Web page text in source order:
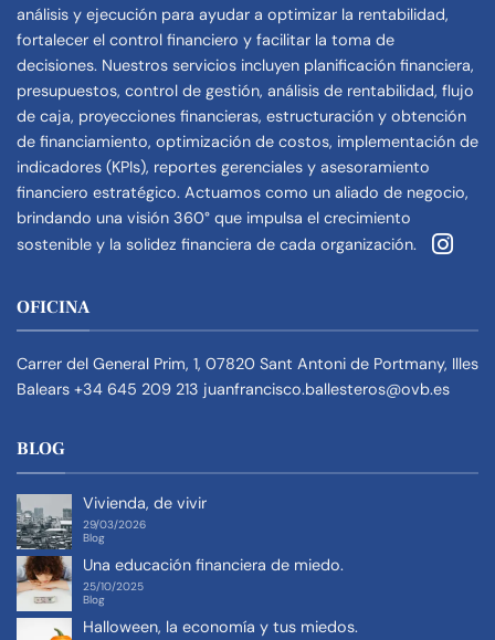
análisis y ejecución para ayudar a optimizar la rentabilidad,
fortalecer el control financiero y facilitar la toma de
decisiones. Nuestros servicios incluyen planificación financiera,
presupuestos, control de gestión, análisis de rentabilidad, flujo
de caja, proyecciones financieras, estructuración y obtención
de financiamiento, optimización de costos, implementación de
indicadores (KPIs), reportes gerenciales y asesoramiento
financiero estratégico. Actuamos como un aliado de negocio,
brindando una visión 360° que impulsa el crecimiento
sostenible y la solidez financiera de cada organización.
OFICINA
Carrer del General Prim, 1, 07820 Sant Antoni de Portmany, Illes
Balears +34 645 209 213 juanfrancisco.ballesteros@ovb.es
BLOG
Vivienda, de vivir
29/03/2026
Blog
Una educación financiera de miedo.
25/10/2025
Blog
Halloween, la economía y tus miedos.